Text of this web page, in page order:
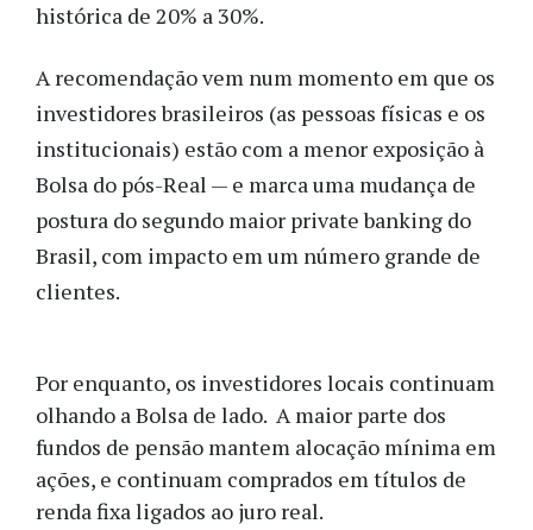
histórica de 20% a 30%.
A recomendação vem num momento em que os
investidores brasileiros (as pessoas físicas e os
institucionais) estão com a menor exposição à
Bolsa do pós-Real — e marca uma mudança de
postura do segundo maior private banking do
Brasil, com impacto em um número grande de
clientes.
Por enquanto, os investidores locais continuam
olhando a Bolsa de lado. A maior parte dos
fundos de pensão mantem alocação mínima em
ações, e continuam comprados em títulos de
renda fixa ligados ao juro real.